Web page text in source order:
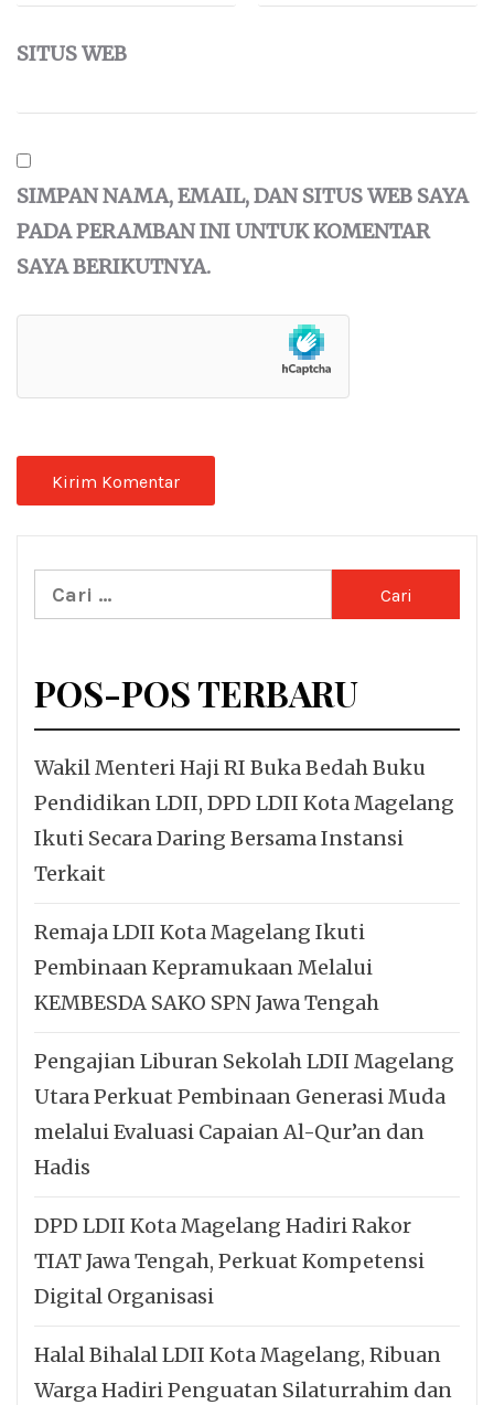
SITUS WEB
SIMPAN NAMA, EMAIL, DAN SITUS WEB SAYA
PADA PERAMBAN INI UNTUK KOMENTAR
SAYA BERIKUTNYA.
Cari
untuk:
POS-POS TERBARU
Wakil Menteri Haji RI Buka Bedah Buku
Pendidikan LDII, DPD LDII Kota Magelang
Ikuti Secara Daring Bersama Instansi
Terkait
Remaja LDII Kota Magelang Ikuti
Pembinaan Kepramukaan Melalui
KEMBESDA SAKO SPN Jawa Tengah
Pengajian Liburan Sekolah LDII Magelang
Utara Perkuat Pembinaan Generasi Muda
melalui Evaluasi Capaian Al-Qur’an dan
Hadis
DPD LDII Kota Magelang Hadiri Rakor
TIAT Jawa Tengah, Perkuat Kompetensi
Digital Organisasi
Halal Bihalal LDII Kota Magelang, Ribuan
Warga Hadiri Penguatan Silaturrahim dan